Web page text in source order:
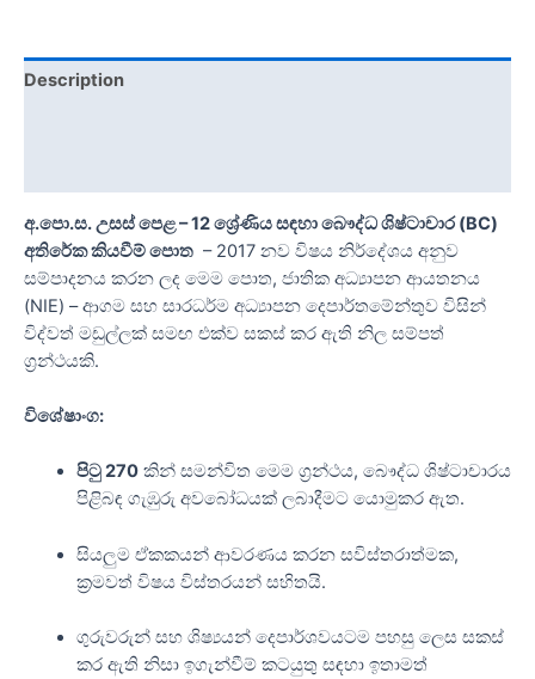
Description
අ.පො.ස. උසස් පෙළ – 12 ශ්‍රේණිය සඳහා බෞද්ධ ශිෂ්ටාචාර (BC)
අතිරේක කියවීම් පොත – 2017 නව විෂය නිර්දේශය අනුව
සම්පාදනය කරන ලද මෙම පොත, ජාතික අධ්‍යාපන ආයතනය
(NIE) – ආගම සහ සාරධර්ම අධ්‍යාපන දෙපාර්තමේන්තුව විසින්
විද්වත් මඩුල්ලක් සමඟ එක්ව සකස් කර ඇති නිල සම්පත්
ග්‍රන්ථයකි.
විශේෂාංග:
පිටු 270කින් සමන්විත මෙම ග්‍රන්ථය, බෞද්ධ ශිෂ්ටාචාරය
පිළිබඳ ගැඹුරු අවබෝධයක් ලබාදීමට යොමුකර ඇත.
සියලුම ඒකකයන් ආවරණය කරන සවිස්තරාත්මක,
ක්‍රමවත් විෂය විස්තරයන් සහිතයි.
ගුරුවරුන් සහ ශිෂ්‍යයන් දෙපාර්ශවයටම පහසු ලෙස සකස්
කර ඇති නිසා ඉගැන්වීම් කටයුතු සඳහා ඉතාමත්